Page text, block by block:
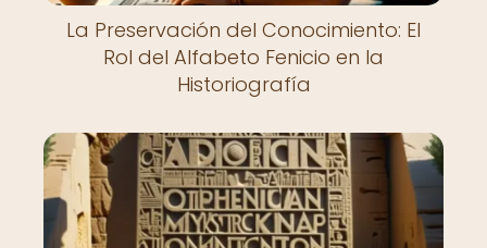
La Preservación del Conocimiento: El
Rol del Alfabeto Fenicio en la
Historiografía